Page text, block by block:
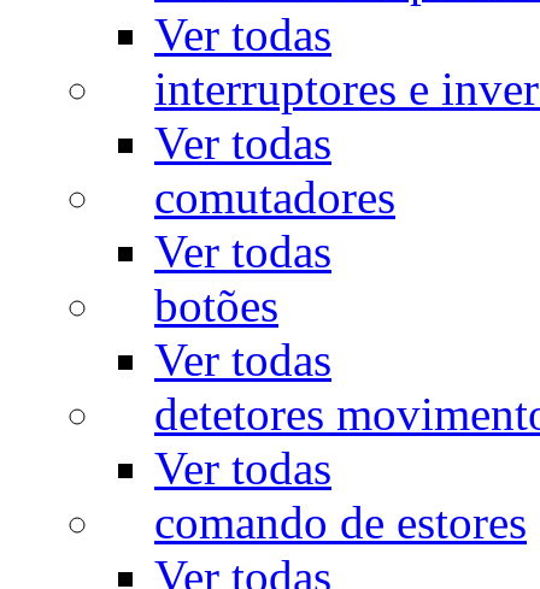
Ver todas
interruptores e
Ver todas
comutadores
Ver todas
botões
Ver todas
detetores
Ver todas
comando de estores
Ver todas